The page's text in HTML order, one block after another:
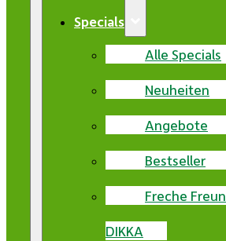
Specials
Alle Specials
Neuheiten
Angebote
Bestseller
Freche
DIKKA